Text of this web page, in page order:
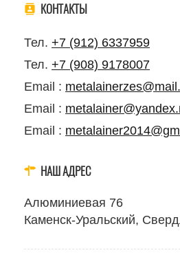
КОНТАКТЫ
Тел. +7 (912) 6337959
Тел. +7 (908) 9178007
Email :
Email :
Email :
НАШ АДРЕС
Алюминиевая 76
Каменск-Уральский,